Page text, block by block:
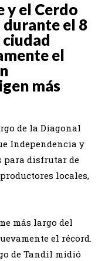
y el Cerdo
durante el 8
el
más
de la Diagonal
Independencia y
para disfrutar de
locales,
más largo del
el récord.
de Tandil midió